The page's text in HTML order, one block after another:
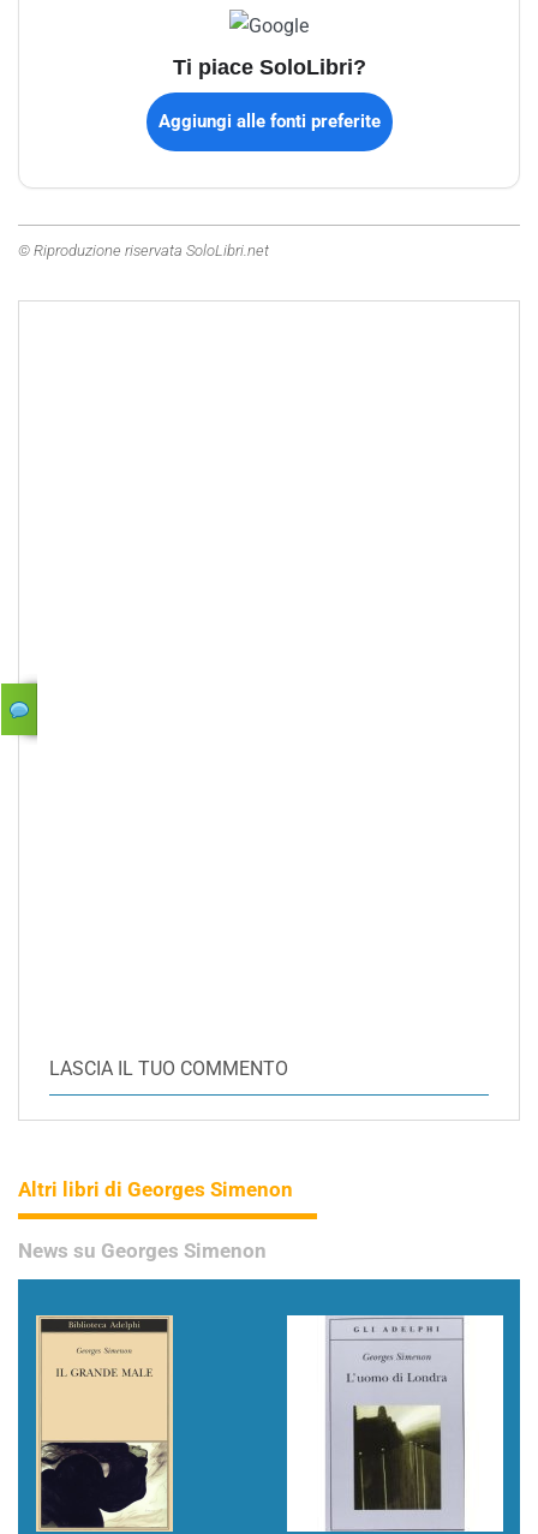
Ti piace SoloLibri?
Aggiungi alle fonti preferite
© Riproduzione riservata SoloLibri.net
LASCIA IL TUO COMMENTO
Altri libri di Georges Simenon
News su Georges Simenon